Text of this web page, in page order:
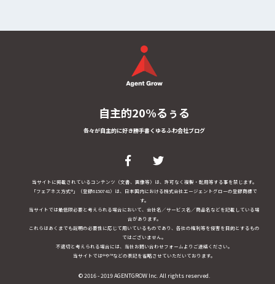
自主的20%るぅる
各々が自主的に好き勝手書くゆるふわ会社ブログ
当サイトに掲載されているコンテンツ（文書、画像等）は、許可なく複製・転用等する事を禁じます。
「フェアネス方式®」（登録6150741）は、日本国内における株式会社エージェントグローの登録商標で
す。
当サイトでは最低限必要と考えられる場合において、会社名／サービス名／商品名などを記載している場
合があります。
これらはあくまでも説明の必要性に応じて用いているものであり、各社の権利等を侵害を目的とするもの
ではございません。
不適切と考えられる場合には、当社お問い合わせフォームよりご連絡ください。
当サイトでは®や™などの表記を省略させていただいております。
© 2016 - 2019 AGENTGROW Inc. All rights reserved.